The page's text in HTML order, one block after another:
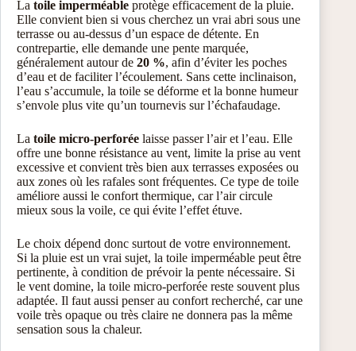
La toile imperméable protège efficacement de la pluie.
Elle convient bien si vous cherchez un vrai abri sous une
terrasse ou au-dessus d’un espace de détente. En
contrepartie, elle demande une pente marquée,
généralement autour de 20 %, afin d’éviter les poches
d’eau et de faciliter l’écoulement. Sans cette inclinaison,
l’eau s’accumule, la toile se déforme et la bonne humeur
s’envole plus vite qu’un tournevis sur l’échafaudage.
La toile micro-perforée laisse passer l’air et l’eau. Elle
offre une bonne résistance au vent, limite la prise au vent
excessive et convient très bien aux terrasses exposées ou
aux zones où les rafales sont fréquentes. Ce type de toile
améliore aussi le confort thermique, car l’air circule
mieux sous la voile, ce qui évite l’effet étuve.
Le choix dépend donc surtout de votre environnement.
Si la pluie est un vrai sujet, la toile imperméable peut être
pertinente, à condition de prévoir la pente nécessaire. Si
le vent domine, la toile micro-perforée reste souvent plus
adaptée. Il faut aussi penser au confort recherché, car une
voile très opaque ou très claire ne donnera pas la même
sensation sous la chaleur.